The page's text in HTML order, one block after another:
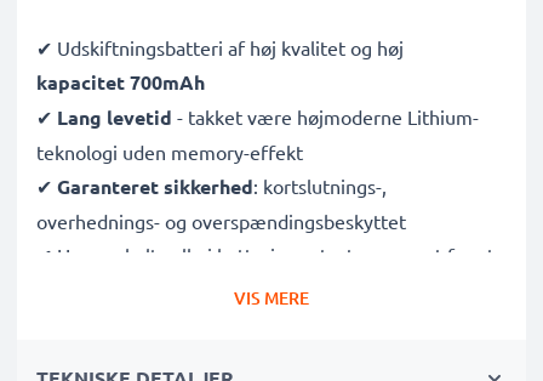
✔ Udskiftningsbatteri af høj kvalitet og høj
kapacitet 700mAh
✔ Lang levetid - takket være højmoderne Lithium-
teknologi uden memory-effekt
✔ Garanteret sikkerhed: kortslutnings-,
overhednings- og overspændingsbeskyttet
✔ Hver enkelt celle i batterierne testes separat for at
de højeste professionelle krav
VIS MERE